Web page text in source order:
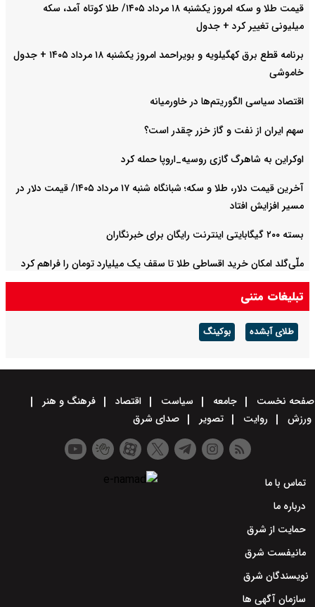
قیمت طلا و سکه امروز یکشنبه ۱۸ مرداد ۱۴۰۵/ طلا کوتاه آمد، سکه
میلیونی تغییر کرد + جدول
برنامه قطع برق کهگیلویه و بویراحمد امروز یکشنبه ۱۸ مرداد ۱۴۰۵ + جدول
خاموشی
اقتصاد سیاسی الگوریتم‌ها در خاورمیانه
سهم ایران از نفت و گاز خزر چقدر است؟
اوکراین به شاهرگ گازی روسیه_اروپا حمله کرد
آخرین قیمت دلار، طلا و سکه؛ شبانگاه شنبه ۱۷ مرداد ۱۴۰۵/ قیمت دلار در
مسیر افزایش افتاد
بسته ۲۰۰ گیگابایتی اینترنت رایگان برای خبرنگاران
ملّی‌گلد امکان خرید اقساطی طلا تا سقف یک میلیارد تومان را فراهم کرد
تبلیغات متنی
طلای آبشده بوکینگ
صفحه نخست جامعه سیاست اقتصاد
فرهنگ و هنر
ورزش
روایت تصویر صدای شرق
تماس با ما
درباره ما
حمایت از شرق
مانیفست شرق
نویسندگان شرق
سازمان آگهی ها